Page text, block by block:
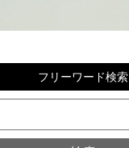
フリーワード検索